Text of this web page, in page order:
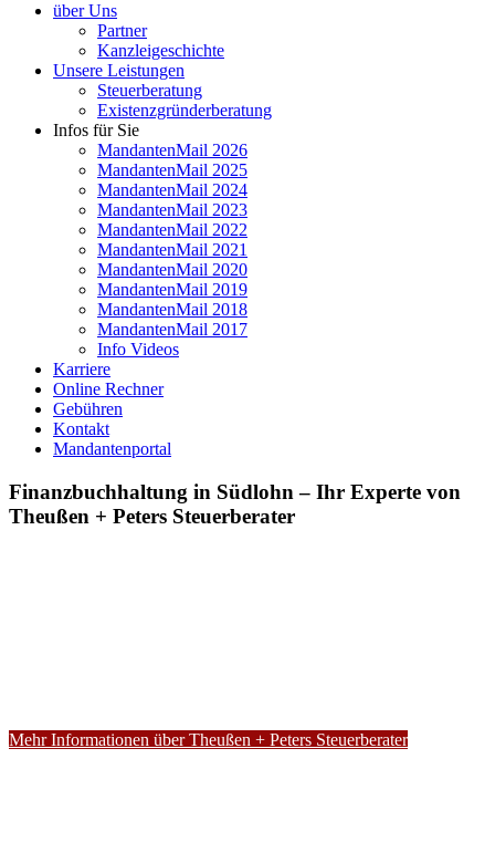
über Uns
Partner
Kanzleigeschichte
Unsere Leistungen
Steuerberatung
Existenzgründerberatung
Infos für Sie
MandantenMail 2026
MandantenMail 2025
MandantenMail 2024
MandantenMail 2023
MandantenMail 2022
MandantenMail 2021
MandantenMail 2020
MandantenMail 2019
MandantenMail 2018
MandantenMail 2017
Info Videos
Karriere
Online Rechner
Gebühren
Kontakt
Mandantenportal
Finanzbuchhaltung in Südlohn – Ihr Experte von
Theußen + Peters Steuerberater
Mehr Informationen über Theußen + Peters Steuerberater